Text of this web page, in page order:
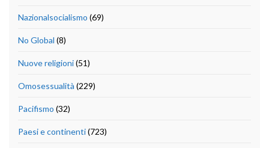
Nazionalsocialismo (69)
No Global (8)
Nuove religioni(51)
Omosessualità (229)
Pacifismo (32)
Paesi e continenti(723)